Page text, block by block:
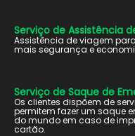
Serviço de Assistência
Assistência de viagem
mais segurança e
Serviço de Saque de
Os clientes dispõem de
permitem fazer um saque
do mundo em caso de
cartão.